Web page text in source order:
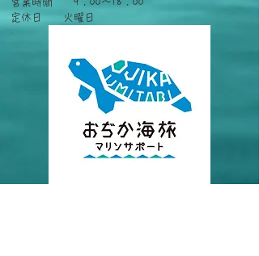
定休日 火曜日